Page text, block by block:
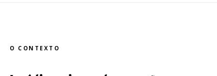
O CONTEXTO